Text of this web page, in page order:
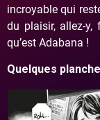
incroyable qui
du plaisir, allez-
qu’est Adabana !
Quelques